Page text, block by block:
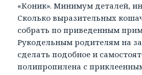
«Коник». Минимум деталей,
Сколько выразительных
собрать по приведенным
Рукодельным родителям на
сделать подобное и
полипропилена с